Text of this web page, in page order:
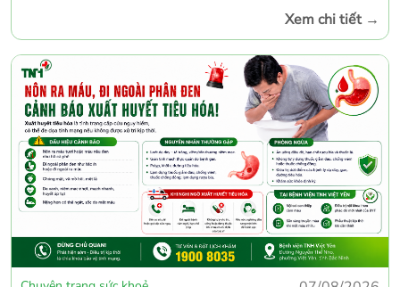
tình trạng khá phổ biến. Bên cạnh điều trị chuyên môn,
trọng giúp giảm đau, cải thiện tầm vận động và phục hồi
sức mạnh cơ vai. Các bài tập dưới đây được thiết kế theo
nguyên tắc an toàn – tăng dần – không gây đau nhiều,
phù hợp cho người đang trong giai đoạn phục hồi chức
năng khớp vai.
Xem chi tiết→